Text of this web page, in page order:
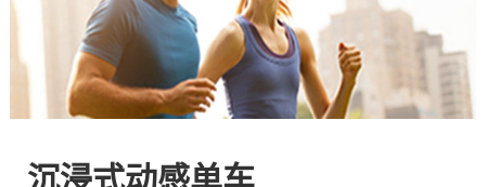
注
HIIT
沉浸式动感单车